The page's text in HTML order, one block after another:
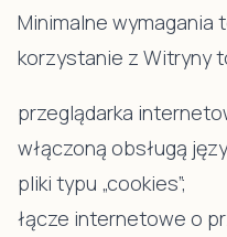
Minimalne
korzystanie z Witryny
przeglądarka
włączoną obsługą
pliki typu „cookies”;
łącze internetowe o